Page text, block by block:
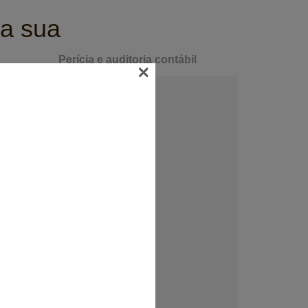
sua
Perícia e auditoria contábil
×